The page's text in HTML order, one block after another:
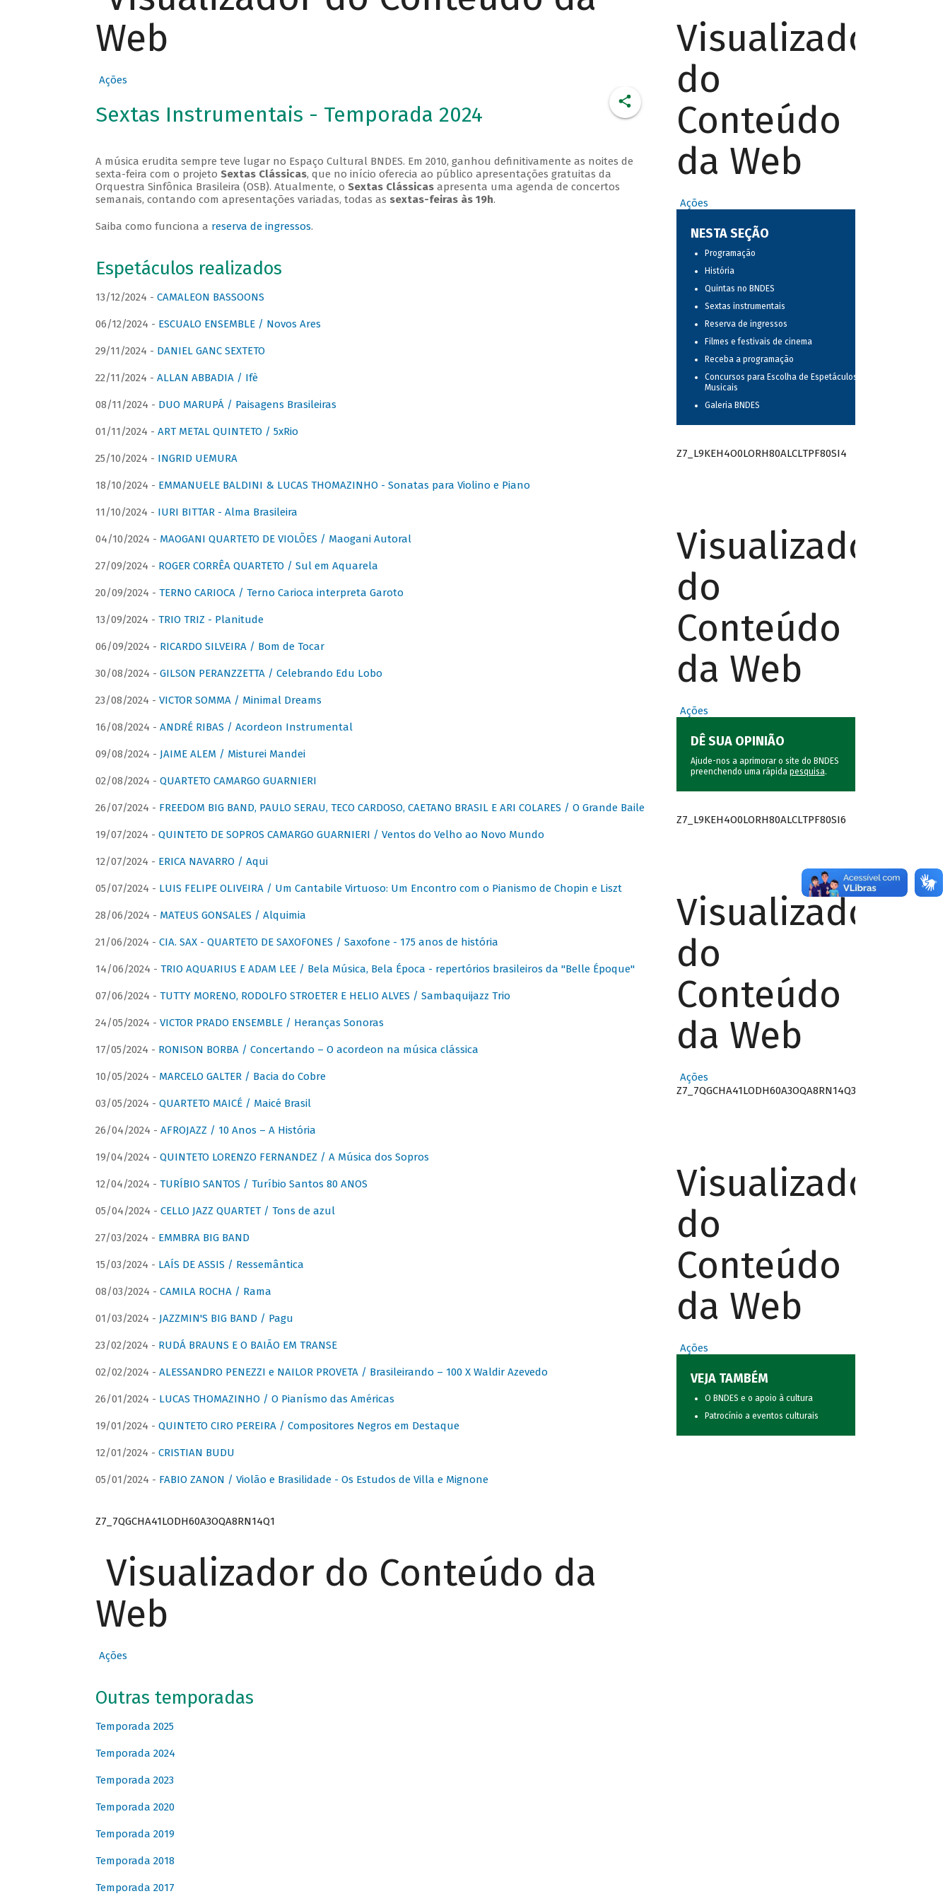
Web
Ações
Sextas Instrumentais - Temporada 2024
A música erudita sempre teve lugar no Espaço Cultural BNDES. Em 2010, ganhou definitivamente as noites de
sexta-feira com o projeto Sextas Clássicas, que no início oferecia ao público apresentações gratuitas da
Orquestra Sinfônica Brasileira (OSB). Atualmente, o Sextas Clássicasapresenta uma agenda de concertos
semanais, contando com apresentações variadas, todas as sextas-feiras às 19h.
Saiba como funciona a reserva de ingressos.
Espetáculos realizados
13/12/2024 - CAMALEON BASSOONS
06/12/2024 - ESCUALO ENSEMBLE / Novos Ares
29/11/2024 - DANIEL GANC SEXTETO
22/11/2024 - ALLAN ABBADIA / Ifè
08/11/2024 - DUO MARUPÁ / Paisagens Brasileiras
01/11/2024 - ART METAL QUINTETO / 5xRio
25/10/2024 - INGRID UEMURA
18/10/2024 - EMMANUELE BALDINI & LUCAS THOMAZINHO - Sonatas para Violino e Piano
11/10/2024 - IURI BITTAR - Alma Brasileira
04/10/2024 - MAOGANI QUARTETO DE VIOLÕES / Maogani Autoral
27/09/2024 - ROGER CORRÊA QUARTETO / Sul em Aquarela
20/09/2024 - TERNO CARIOCA / Terno Carioca interpreta Garoto
13/09/2024 - TRIO TRIZ - Planitude
06/09/2024 - RICARDO SILVEIRA / Bom de Tocar
30/08/2024 - GILSON PERANZZETTA / Celebrando Edu Lobo
23/08/2024 - VICTOR SOMMA / Minimal Dreams
16/08/2024 - ANDRÉ RIBAS / Acordeon Instrumental
09/08/2024 - JAIME ALEM / Misturei Mandei
02/08/2024 - QUARTETO CAMARGO GUARNIERI
26/07/2024 - FREEDOM BIG BAND, PAULO SERAU, TECO CARDOSO, CAETANO BRASIL E ARI COLARES / O Grande Baile
19/07/2024 - QUINTETO DE SOPROS CAMARGO GUARNIERI / Ventos do Velho ao Novo Mundo
12/07/2024 - ERICA NAVARRO / Aqui
05/07/2024 - LUIS FELIPE OLIVEIRA / Um Cantabile Virtuoso: Um Encontro com o Pianismo de Chopin e Liszt
28/06/2024 - MATEUS GONSALES / Alquimia
21/06/2024 - CIA. SAX - QUARTETO DE SAXOFONES / Saxofone - 175 anos de história
14/06/2024 - TRIO AQUARIUS E ADAM LEE / Bela Música, Bela Época - repertórios brasileiros da "Belle Époque"
07/06/2024 - TUTTY MORENO, RODOLFO STROETER E HELIO ALVES / Sambaquijazz Trio
24/05/2024 - VICTOR PRADO ENSEMBLE / Heranças Sonoras
17/05/2024 - RONISON BORBA / Concertando – O acordeon na música clássica
10/05/2024 - MARCELO GALTER / Bacia do Cobre
03/05/2024 - QUARTETO MAICÉ / Maicé Brasil
26/04/2024 - AFROJAZZ / 10 Anos – A História
19/04/2024 - QUINTETO LORENZO FERNANDEZ / A Música dos Sopros
12/04/2024 - TURÍBIO SANTOS / Turíbio Santos 80 ANOS
05/04/2024 - CELLO JAZZ QUARTET / Tons de azul
27/03/2024 - EMMBRA BIG BAND
15/03/2024 - LAÍS DE ASSIS / Ressemântica
08/03/2024 - CAMILA ROCHA / Rama
01/03/2024 - JAZZMIN'S BIG BAND / Pagu
23/02/2024 - RUDÁ BRAUNS E O BAIÃO EM TRANSE
02/02/2024 - ALESSANDRO PENEZZI e NAILOR PROVETA / Brasileirando – 100 X Waldir Azevedo
26/01/2024 - LUCAS THOMAZINHO / O Pianísmo das Américas
19/01/2024 - QUINTETO CIRO PEREIRA / Compositores Negros em Destaque
12/01/2024 - CRISTIAN BUDU
05/01/2024 - FABIO ZANON / Violão e Brasilidade - Os Estudos de Villa e Mignone
Z7_7QGCHA41LODH60A3OQA8RN14Q1
Visualizador do Conteúdo da
Web
Ações
Outras temporadas
Temporada 2025
Temporada 2024
Temporada 2023
Temporada 2020
Temporada 2019
Temporada 2018
Temporada 2017
Visualizador
do
Conteúdo
da Web
Ações
NESTA SEÇÃO
Programação
História
Quintas no BNDES
Sextas instrumentais
Reserva de ingressos
Filmes e festivais de cinema
Receba a programação
Concursos para Escolha de Espetáculos
Musicais
Galeria BNDES
Z7_L9KEH4O0LORH80ALCLTPF80SI4
Visualizador
do
Conteúdo
da Web
Ações
DÊ SUA OPINIÃO
Ajude-nos a aprimorar o site do BNDES
preenchendo uma rápida pesquisa.
Z7_L9KEH4O0LORH80ALCLTPF80SI6
Visualizador
do
Conteúdo
da Web
Ações
Z7_7QGCHA41LODH60A3OQA8RN14Q3
Visualizador
do
Conteúdo
da Web
Ações
VEJA TAMBÉM
O BNDES e o apoio à cultura
Patrocínio a eventos culturais